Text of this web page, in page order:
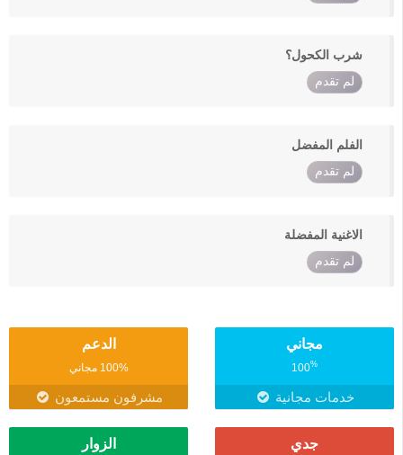
شرب الكحول؟
لم تقدم
الفلم المفضل
لم تقدم
الاغنية المفضلة
لم تقدم
مجاني
100%
خدمات مجانية
الدعم
100% مجاني
مشرفون مستمعون
جدي الزوار